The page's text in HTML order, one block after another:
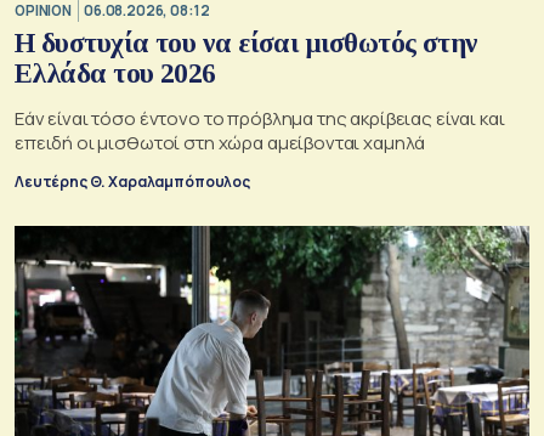
OPINION 06.08.2026, 08:12
Η δυστυχία του να είσαι μισθωτός στην
Ελλάδα του 2026
Εάν είναι τόσο έντονο το πρόβλημα της ακρίβειας είναι και
επειδή οι μισθωτοί στη χώρα αμείβονται χαμηλά
Λευτέρης Θ. Χαραλαμπόπουλος